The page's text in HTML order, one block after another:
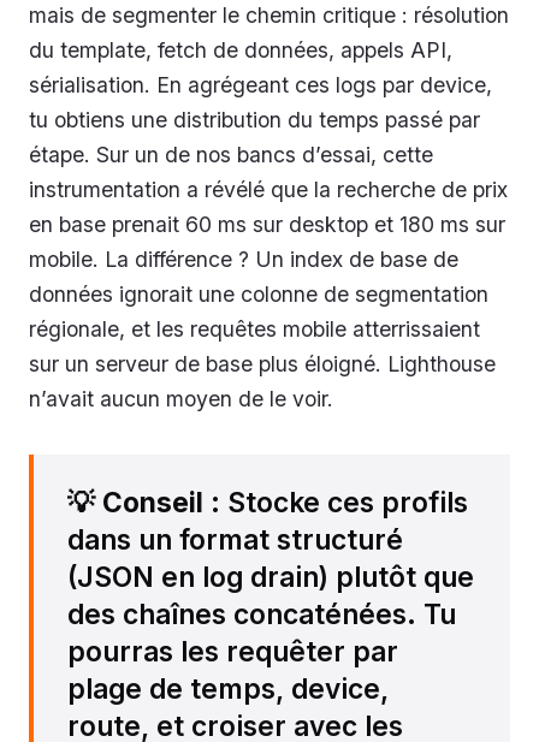
mais de segmenter le chemin critique : résolution
du template, fetch de données, appels API,
sérialisation. En agrégeant ces logs par device,
tu obtiens une distribution du temps passé par
étape. Sur un de nos bancs d’essai, cette
instrumentation a révélé que la recherche de prix
en base prenait 60 ms sur desktop et 180 ms sur
mobile. La différence ? Un index de base de
données ignorait une colonne de segmentation
régionale, et les requêtes mobile atterrissaient
sur un serveur de base plus éloigné. Lighthouse
n’avait aucun moyen de le voir.
💡 Conseil : Stocke ces profils
dans un format structuré
(JSON en log drain) plutôt que
des chaînes concaténées. Tu
pourras les requêter par
plage de temps, device,
route, et croiser avec les